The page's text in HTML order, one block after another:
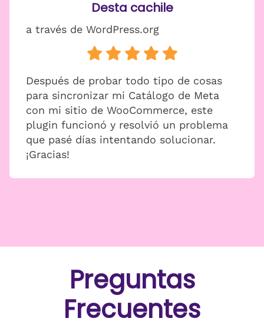
Desta cachile
a través de WordPress.org
Después de probar todo tipo de cosas
para sincronizar mi Catálogo de Meta
con mi sitio de WooCommerce, este
plugin funcionó y resolvió un problema
que pasé días intentando solucionar.
¡Gracias!
Preguntas
Frecuentes